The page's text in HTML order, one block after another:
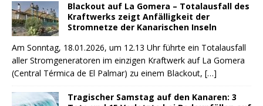
Blackout auf La Gomera – Totalausfall des
Kraftwerks zeigt Anfälligkeit der
Stromnetze der Kanarischen Inseln
Am Sonntag, 18.01.2026, um 12.13 Uhr führte ein Totalausfall
aller Stromgeneratoren im einzigen Kraftwerk auf La Gomera
(Central Térmica de El Palmar) zu einem Blackout, […]
Tragischer Samstag auf den Kanaren: 3